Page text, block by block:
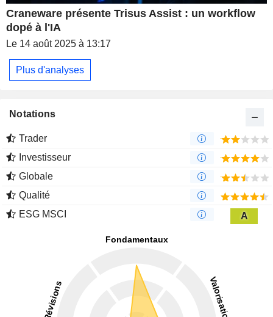
Craneware présente Trisus Assist : un workflow
dopé à l'IA
Le 14 août 2025 à 13:17
Plus d'analyses
Notations
Trader
Investisseur
Globale
Qualité
ESG MSCI
A